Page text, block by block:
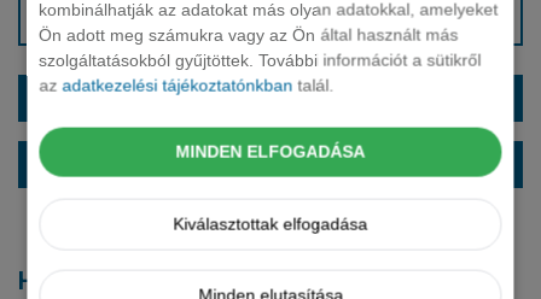
kombinálhatják az adatokat más olyan adatokkal, amelyeket
Ön adott meg számukra vagy az Ön által használt más
szolgáltatásokból gyűjtöttek. További információt a sütikről
azadatkezelési tájékoztatónkban talál.
MINDEN ELFOGADÁSA
Kiválasztottak elfogadása
Minden elutasítása
Kérjen visszahívást!
EXTRÁK ÉS SZÍNEK
ALAPFELSZERELTSÉG
Hasonló modellek